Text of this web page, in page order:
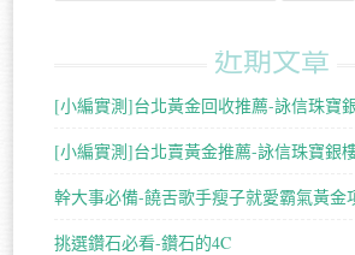
近期文章
[小編實測]台北黃金回收推薦-詠信珠寶
[小編實測]台北賣黃金推薦-詠信珠寶銀
幹大事必備-饒舌歌手瘦子就愛霸氣黃金
挑選鑽石必看-鑽石的4C